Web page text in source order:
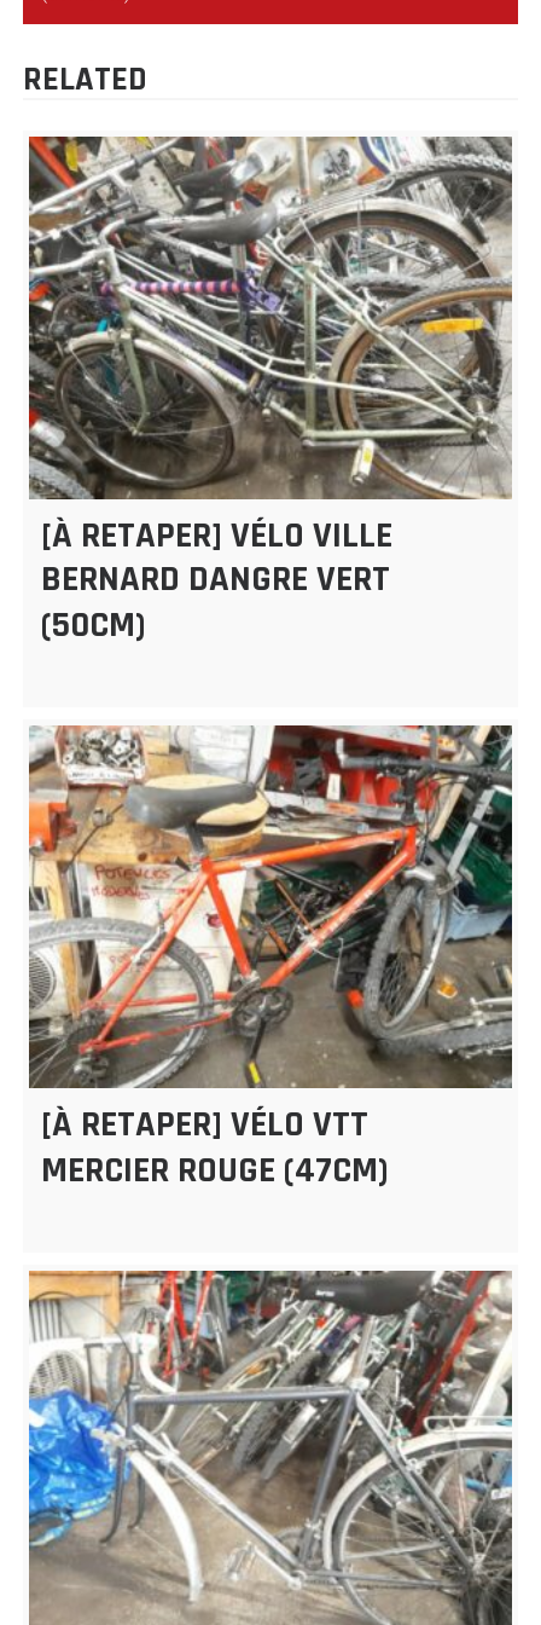
L’ARTICLE
RELATED
[À RETAPER] VÉLO VILLE
BERNARD DANGRE VERT
(50CM)
[À RETAPER] VÉLO VTT
MERCIER ROUGE (47CM)